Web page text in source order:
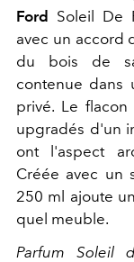
Ford Soleil De
avec un accord
du bois de
contenue dans
privé. Le
upgradés d'un
ont l'aspect
Créée avec un
250 ml ajoute
quel meuble.
Parfum Soleil